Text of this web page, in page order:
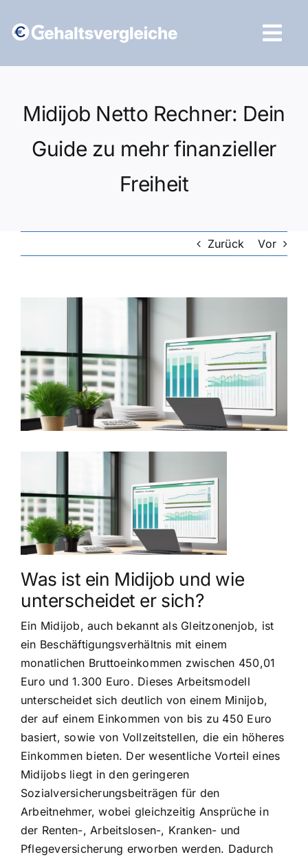
Inhalt
Midijob Netto Rechner: Dein
Guide zu mehr finanzieller
Freiheit
Zurück Vor
Was ist ein Midijob und wie
unterscheidet er sich?
Ein Midijob, auch bekannt als Gleitzonenjob, ist
ein Beschäftigungsverhältnis mit einem
monatlichen Bruttoeinkommen zwischen 450,01
Euro und 1.300 Euro. Dieses Arbeitsmodell
unterscheidet sich deutlich von einem Minijob,
der auf einem Einkommen von bis zu 450 Euro
basiert, sowie von Vollzeitstellen, die ein höheres
Einkommen bieten. Der wesentliche Vorteil eines
Midijobs liegt in den geringeren
Sozialversicherungsbeiträgen für den
Arbeitnehmer, wobei gleichzeitig Ansprüche in
der Renten-, Arbeitslosen-, Kranken- und
Pflegeversicherung erworben werden. Dadurch